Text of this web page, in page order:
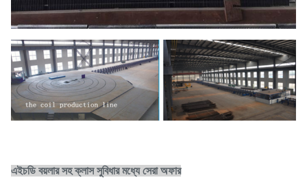
এইচডি বয়লার সহ ক্লাস সুবিধার মধ্যে সেরা অফার